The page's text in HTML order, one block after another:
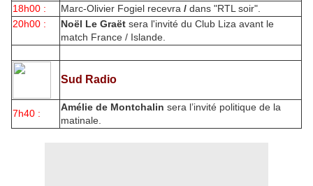
18h00 :
Marc-Olivier Fogiel recevra / dans "RTL soir".
20h00 :
Noël Le Graët sera l'invité du Club Liza avant le
match France / Islande.
Sud Radio
7h40 :
Amélie de Montchalin sera l’invité politique de la
matinale.